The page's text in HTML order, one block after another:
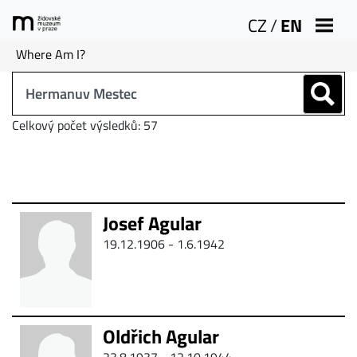
CZ/EN
Where Am I?
Celkový počet výsledků: 57
Josef Agular
19.12.1906 - 1.6.1942
Oldřich Agular